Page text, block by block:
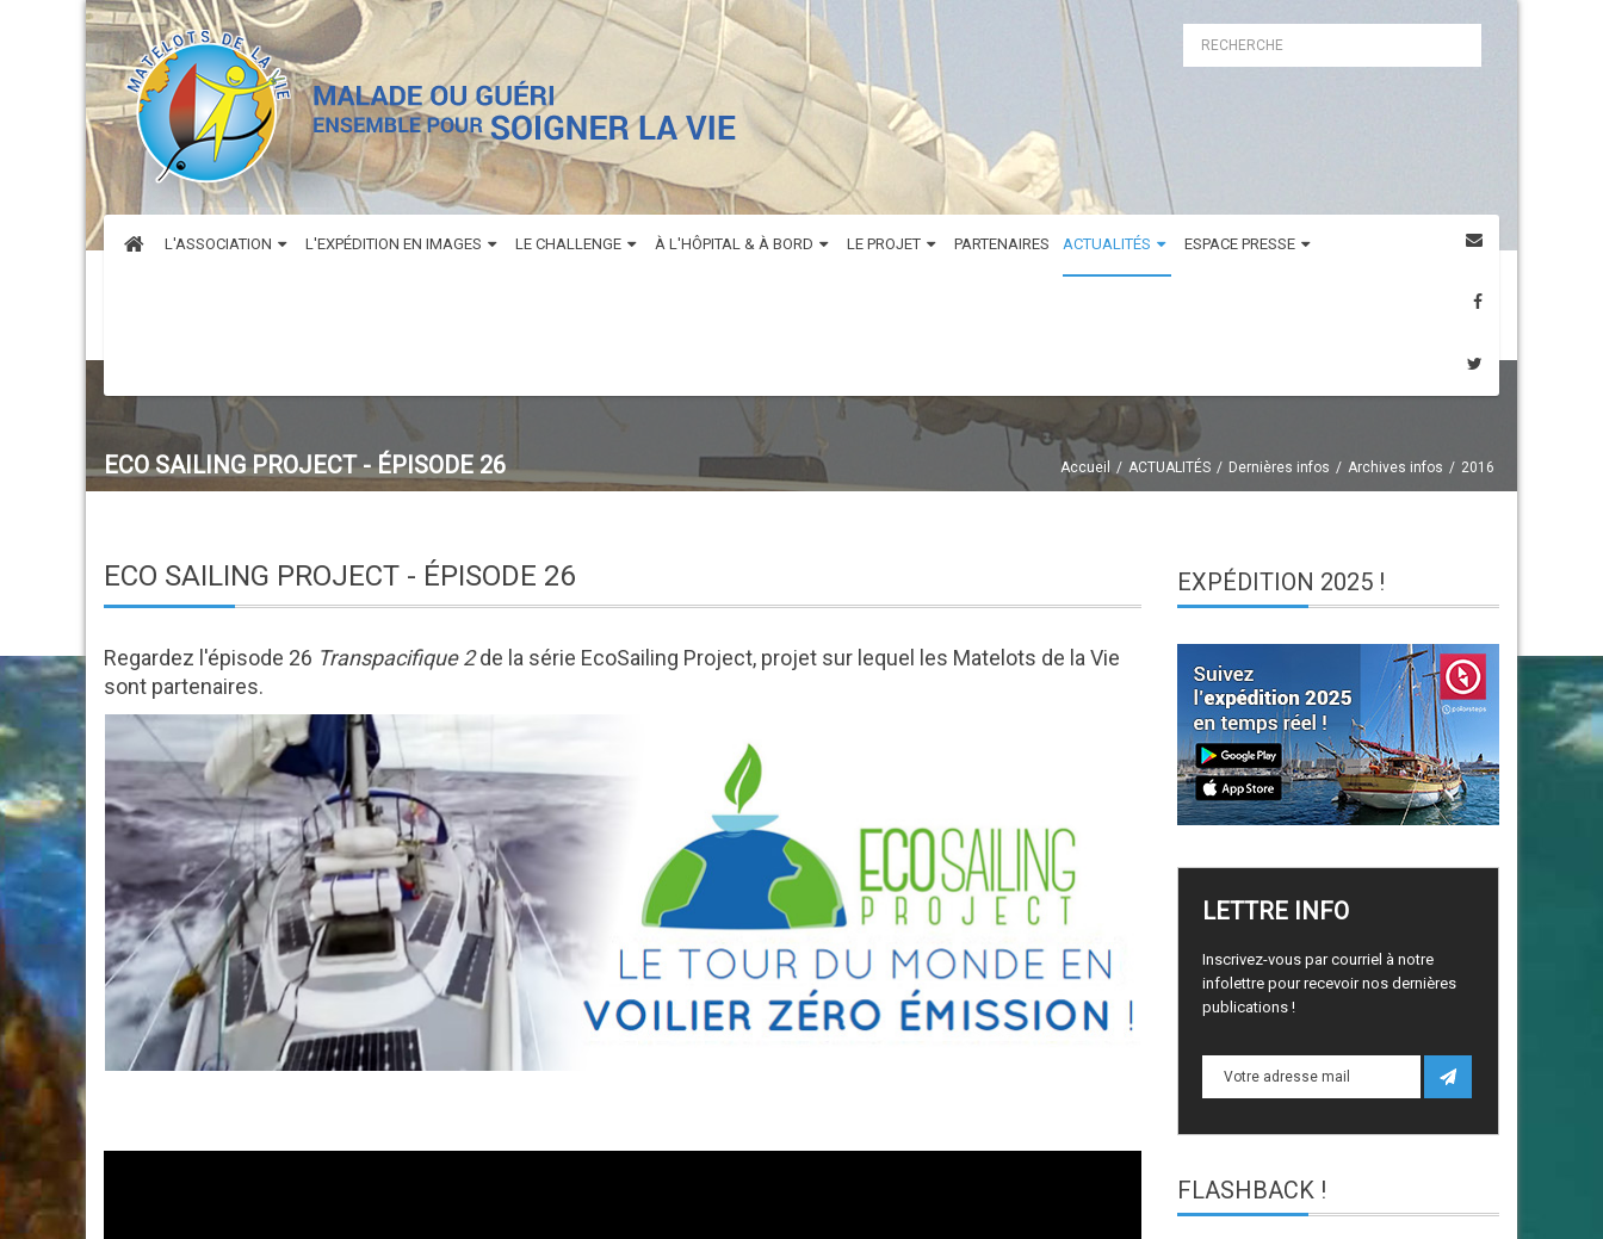
L'ASSOCIATION L'EXPÉDITION EN IMAGES LE CHALLENGE À L'HÔPITAL & À BORD LE PROJET PARTENAIRES ACTUALITÉS ESPACE PRESSE
Accueil ACTUALITÉS Dernières infos Archives infos 2016
ECO SAILING PROJECT - ÉPISODE 26
ECO SAILING PROJECT - ÉPISODE 26
Regardez l'épisode 26 Transpacifique 2de la série EcoSailing Project, projet sur lequel les Matelots de la Vie
sont partenaires.
EXPÉDITION 2025 !
LETTRE INFO
Inscrivez-vous par courriel à notre
infolettre pour recevoir nos dernières
publications !
FLASHBACK !